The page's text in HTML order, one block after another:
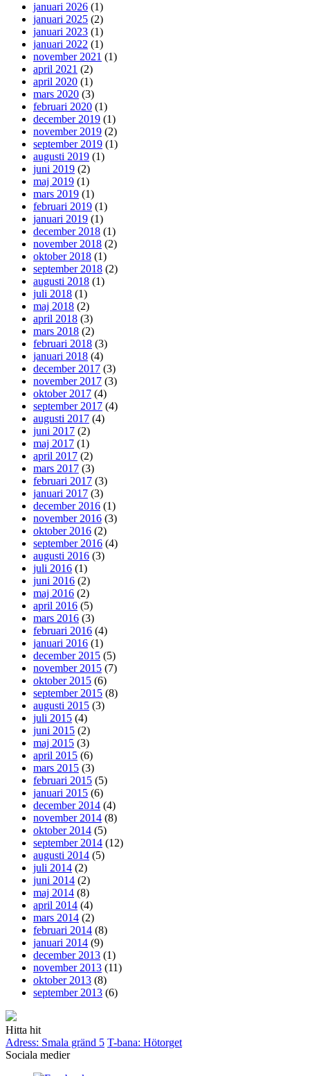
januari 2026 (1)
januari 2025 (2)
januari 2023 (1)
januari 2022 (1)
november 2021 (1)
april 2021 (2)
april 2020 (1)
mars 2020 (3)
februari 2020 (1)
december 2019 (1)
november 2019 (2)
september 2019 (1)
augusti 2019 (1)
juni 2019 (2)
maj 2019 (1)
mars 2019 (1)
februari 2019 (1)
januari 2019 (1)
december 2018 (1)
november 2018 (2)
oktober 2018 (1)
september 2018 (2)
augusti 2018 (1)
juli 2018 (1)
maj 2018 (2)
april 2018 (3)
mars 2018 (2)
februari 2018 (3)
januari 2018 (4)
december 2017 (3)
november 2017 (3)
oktober 2017 (4)
september 2017 (4)
augusti 2017 (4)
juni 2017 (2)
maj 2017 (1)
april 2017 (2)
mars 2017 (3)
februari 2017 (3)
januari 2017 (3)
december 2016 (1)
november 2016 (3)
oktober 2016 (2)
september 2016 (4)
augusti 2016 (3)
juli 2016 (1)
juni 2016 (2)
maj 2016 (2)
april 2016 (5)
mars 2016 (3)
februari 2016 (4)
januari 2016 (1)
december 2015 (5)
november 2015 (7)
oktober 2015 (6)
september 2015 (8)
augusti 2015 (3)
juli 2015 (4)
juni 2015 (2)
maj 2015 (3)
april 2015 (6)
mars 2015 (3)
februari 2015 (5)
januari 2015 (6)
december 2014 (4)
november 2014 (8)
oktober 2014 (5)
september 2014 (12)
augusti 2014 (5)
juli 2014 (2)
juni 2014 (2)
maj 2014 (8)
april 2014 (4)
mars 2014 (2)
februari 2014 (8)
januari 2014 (9)
december 2013 (1)
november 2013 (11)
oktober 2013 (8)
september 2013 (6)
Hitta hit
Adress: Smala gränd 5 T-bana: Hötorget
Sociala medier